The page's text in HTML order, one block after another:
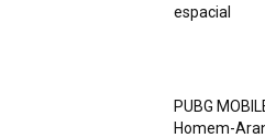
espacial
PUBG
Homem-